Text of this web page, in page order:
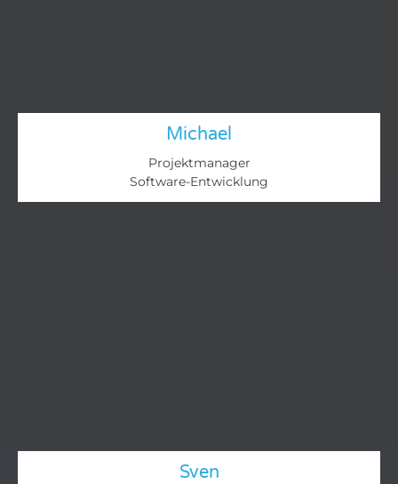
Michael
Projektmanager
Software-Entwicklung
Sven